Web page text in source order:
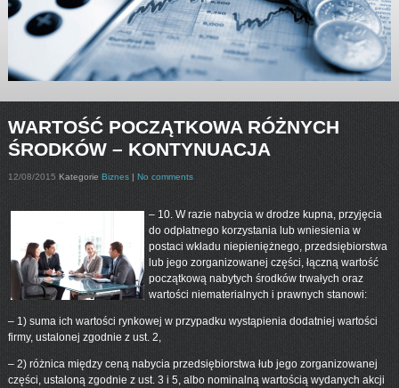
WARTOŚĆ POCZĄTKOWA RÓŻNYCH
ŚRODKÓW – KONTYNUACJA
12/08/2015 Kategorie Biznes| No comments
– 10. W razie nabycia w drodze kupna, przyjęcia
do odpłatnego korzystania lub wniesienia w
postaci wkładu niepieniężnego, przedsiębiorstwa
lub jego zorganizowanej części, łączną wartość
początkową nabytych środków trwałych oraz
wartości niematerialnych i prawnych stanowi:
– 1) suma ich wartości rynkowej w przypadku wystąpienia dodatniej wartości
firmy, ustalonej zgodnie z ust. 2,
– 2) różnica między ceną nabycia przedsiębiorstwa łub jego zorganizowanej
części, ustaloną zgodnie z ust. 3 i 5, albo nominalną wartością wydanych akcji